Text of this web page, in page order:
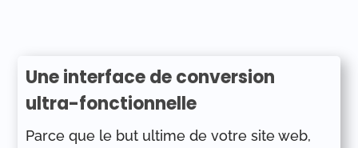
Une interface de conversion
ultra-fonctionnelle
Parce que le but ultime de votre site web,